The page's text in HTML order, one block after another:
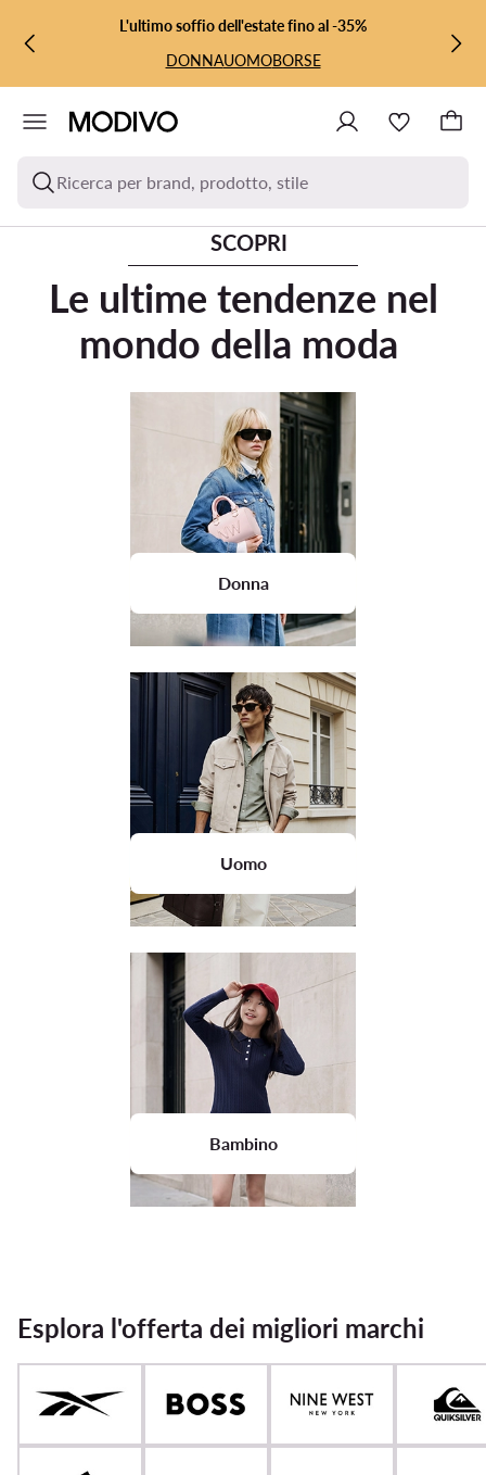
VAI AL CONTENUTO PRINCIPALE
VAI ALLA RICERCAL'ultimo soffio dell'estate fino al -35%
DONNAUOMOBORSE
Ricerca per brand, prodotto, stile
SCOPRI
Le ultime tendenze nel
mondo della moda
Donna
Uomo
Bambino
Esplora l'offerta dei migliori marchi